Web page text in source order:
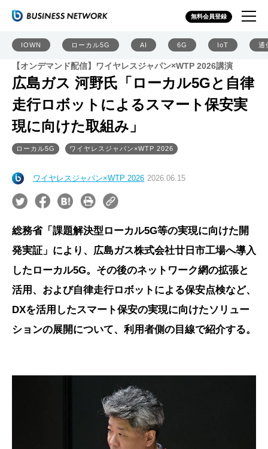
無料会員登録
IOWN ローカル5G AI 6G IoT 通
【オンデマンド配信】ワイヤレスジャパン×WTP 2026講演
広島ガス 河野氏「ローカル5Gと自律
走行ロボットによるスマート保安実
現に向けた取組み」
ローカル5G ワイヤレスジャパン×WTP 2026
ワイヤレスジャパン×WTP 2026 2026.06.15
総務省「課題解決型ローカル5G等の実現に向けた開
発実証」により、広島ガス株式会社廿日市工場へ導入
したローカル5G。その後のネットワーク網の拡張と
活用、および自律走行ロボットによる保安点検など、
DXを活用したスマート保安の実現に向けたソリュー
ションの展開について、利用者側の目線で紹介する。